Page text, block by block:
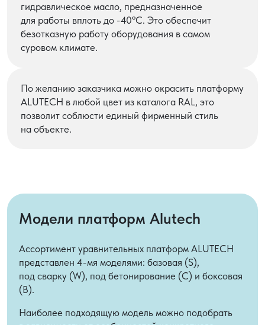
гидравлическое масло, предназначенное
для работы вплоть до -40ºС. Это обеспечит
безотказную работу оборудования в самом
суровом климате.
По желанию заказчика можно окрасить платформу
ALUTECH в любой цвет из каталога RAL, это
позволит соблюсти единый фирменный стиль
на объекте.
Модели платформ Alutech
Ассортимент уравнительных платформ ALUTECH
представлен 4-мя моделями: базовая (S),
под сварку (W), под бетонирование (C) и боксовая
(B).
Наиболее подходящую модель можно подобрать